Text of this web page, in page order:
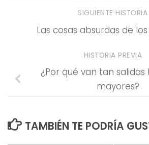
SIGUIENTE HISTORIA
Las cosas absurdas de
HISTORIA PREVIA
¿Por qué van tan salidas
mayores?
TAMBIÉN TE PODRÍA